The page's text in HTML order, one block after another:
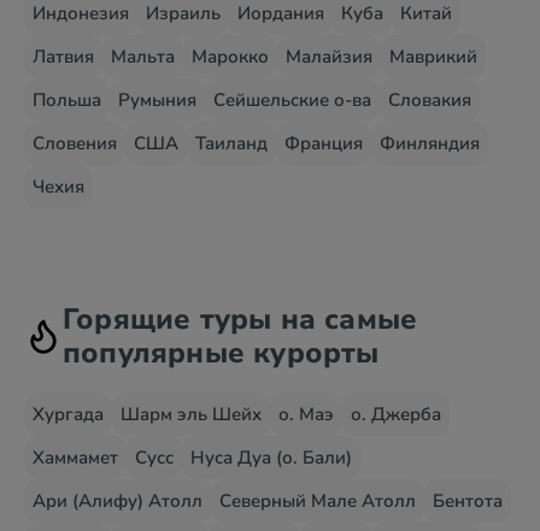
Индонезия
Израиль Иордания Куба
Китай
Латвия
Мальта Марокко Малайзия
Маврикий
Польша
Румыния Сейшельские о-ва
Словакия
Словения
США Таиланд Франция
Финляндия
Чехия
Горящие туры на самые
популярные курорты
Хургада Шарм эль Шейх о. Маэ
о. Джерба
Хаммамет
Сусс
Нуса Дуа (о. Бали)
Ари (Алифу) Атолл
Северный Мале Атолл
Бентота